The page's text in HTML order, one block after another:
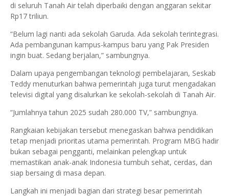
di seluruh Tanah Air telah diperbaiki dengan anggaran sekitar
Rp17 triliun.
“Belum lagi nanti ada sekolah Garuda. Ada sekolah terintegrasi.
Ada pembangunan kampus-kampus baru yang Pak Presiden
ingin buat. Sedang berjalan,” sambungnya.
Dalam upaya pengembangan teknologi pembelajaran, Seskab
Teddy menuturkan bahwa pemerintah juga turut mengadakan
televisi digital yang disalurkan ke sekolah-sekolah di Tanah Air.
“Jumlahnya tahun 2025 sudah 280.000 TV,” sambungnya.
Rangkaian kebijakan tersebut menegaskan bahwa pendidikan
tetap menjadi prioritas utama pemerintah. Program MBG hadir
bukan sebagai pengganti, melainkan pelengkap untuk
memastikan anak-anak Indonesia tumbuh sehat, cerdas, dan
siap bersaing di masa depan.
Langkah ini menjadi bagian dari strategi besar pemerintah